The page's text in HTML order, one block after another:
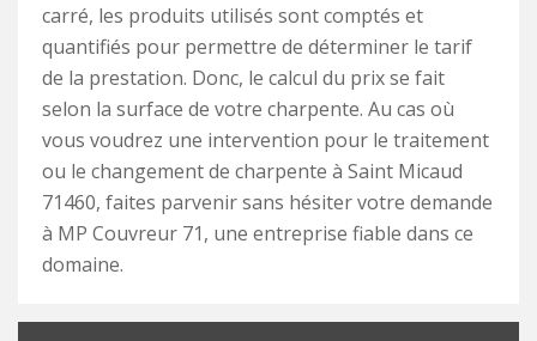
carré, les produits utilisés sont comptés et
quantifiés pour permettre de déterminer le tarif
de la prestation. Donc, le calcul du prix se fait
selon la surface de votre charpente. Au cas où
vous voudrez une intervention pour le traitement
ou le changement de charpente à Saint Micaud
71460, faites parvenir sans hésiter votre demande
à MP Couvreur 71, une entreprise fiable dans ce
domaine.